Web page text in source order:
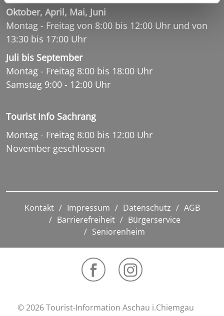
Oktober, April, Mai, Juni
Montag - Freitag von 8:00 bis 12:00 Uhr und von
13:30 bis 17:00 Uhr
Juli bis September
Montag - Freitag 8:00 bis 18:00 Uhr
Samstag 9:00 - 12:00 Uhr
Tourist Info Sachrang
Montag - Freitag 8:00 bis 12:00 Uhr
November geschlossen
Kontakt Impressum Datenschutz
AGB
Barrierefreiheit
Bürgerservice
Seniorenheim
© 2026 Tourist-Information Aschau i.Chiemgau